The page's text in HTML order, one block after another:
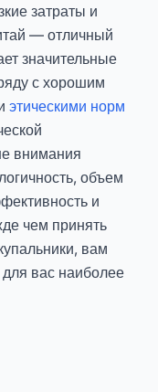
Юй
затраты и
— отличный
значительные
с хорошим
этическими норм
внимания
объем
и
чем принять
вам
для вас наиболее